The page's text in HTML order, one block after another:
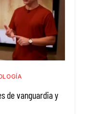
de vanguardia y